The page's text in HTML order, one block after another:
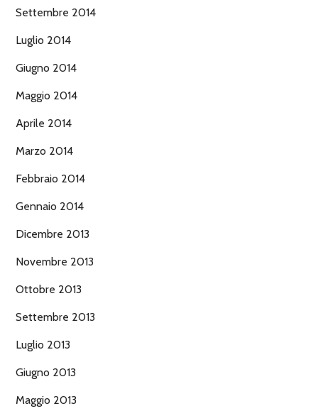
Settembre 2014
Luglio 2014
Giugno 2014
Maggio 2014
Aprile 2014
Marzo 2014
Febbraio 2014
Gennaio 2014
Dicembre 2013
Novembre 2013
Ottobre 2013
Settembre 2013
Luglio 2013
Giugno 2013
Maggio 2013